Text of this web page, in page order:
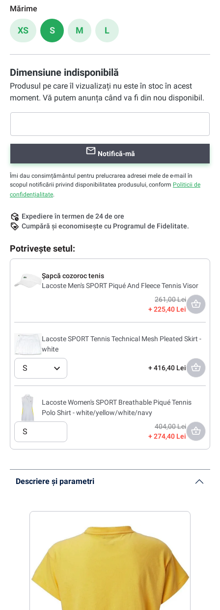
Mărime
XS S M L
Dimensiune indisponibilă
Produsul pe care îl vizualizați nu este în stoc în acest
moment. Vă putem anunța când va fi din nou disponibil.
Notifică-mă
Îmi dau consimțământul pentru prelucrarea adresei mele de e-mail în
scopul notificării privind disponibilitatea produsului, conform Politicii de
confidențialitate.
Expediere în termen de 24 de ore
Cumpără și economisește cu Programul de Fidelitate.
Potrivește setul:
Șapcă cozoroc tenis
Lacoste Men's SPORT Piqué And Fleece Tennis Visor
261,00 Lei
225,40 Lei
Lacoste SPORT Tennis Technical Mesh Pleated Skirt -
white
S 416,40 Lei
Lacoste Women's SPORT Breathable Piqué Tennis
Polo Shirt - white/yellow/white/navy
S
404,00 Lei
274,40 Lei
Descriere și parametri